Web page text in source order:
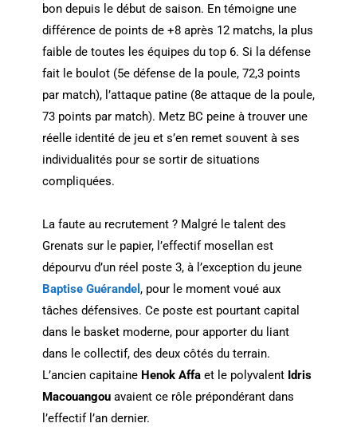
bon depuis le début de saison. En témoigne une
différence de points de +8 après 12 matchs, la plus
faible de toutes les équipes du top 6. Si la défense
fait le boulot (5e défense de la poule, 72,3 points
par match), l’attaque patine (8e attaque de la poule,
73 points par match). Metz BC peine à trouver une
réelle identité de jeu et s’en remet souvent à ses
individualités pour se sortir de situations
compliquées.
La faute au recrutement ? Malgré le talent des
Grenats sur le papier, l’effectif mosellan est
dépourvu d’un réel poste 3, à l’exception du jeune
Baptise Guérandel , pour le moment voué aux
tâches défensives. Ce poste est pourtant capital
dans le basket moderne, pour apporter du liant
dans le collectif, des deux côtés du terrain.
L’ancien capitaine Henok Affaet le polyvalent Idris
Macouangouavaient ce rôle prépondérant dans
l’effectif l’an dernier.